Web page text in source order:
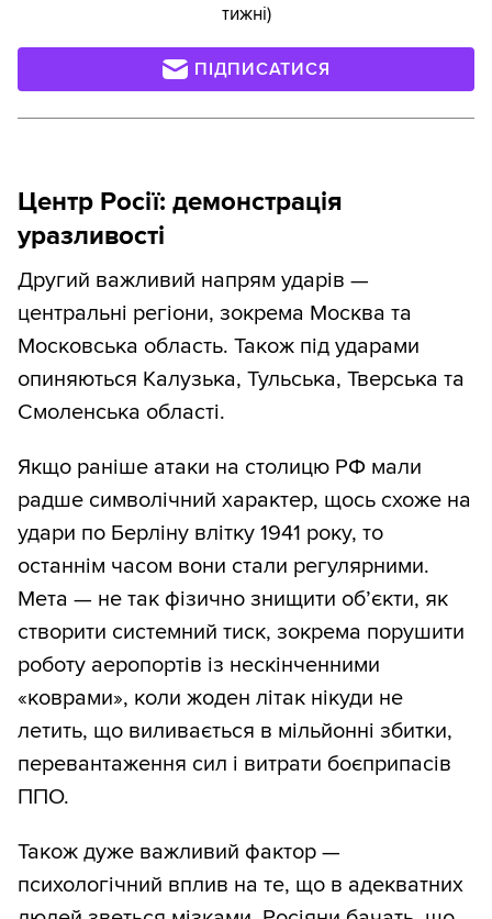
тижні)
ПІДПИСАТИСЯ
Центр Росії: демонстрація
уразливості
Другий важливий напрям ударів —
центральні регіони, зокрема Москва та
Московська область. Також під ударами
опиняються Калузька, Тульська, Тверська та
Смоленська області.
Якщо раніше атаки на столицю РФ мали
радше символічний характер, щось схоже на
удари по Берліну влітку 1941 року, то
останнім часом вони стали регулярними.
Мета — не так фізично знищити об’єкти, як
створити системний тиск, зокрема порушити
роботу аеропортів із нескінченними
«коврами», коли жоден літак нікуди не
летить, що виливається в мільйонні збитки,
перевантаження сил і витрати боєприпасів
ППО.
Також дуже важливий фактор —
психологічний вплив на те, що в адекватних